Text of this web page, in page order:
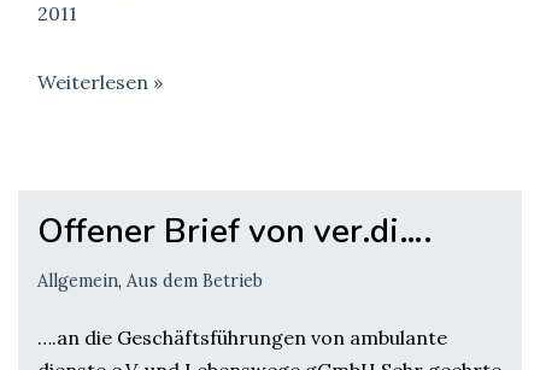
2011
Weiterlesen »
Offener Brief von ver.di….
Allgemein, Aus dem Betrieb
….an die Geschäftsführungen von ambulante